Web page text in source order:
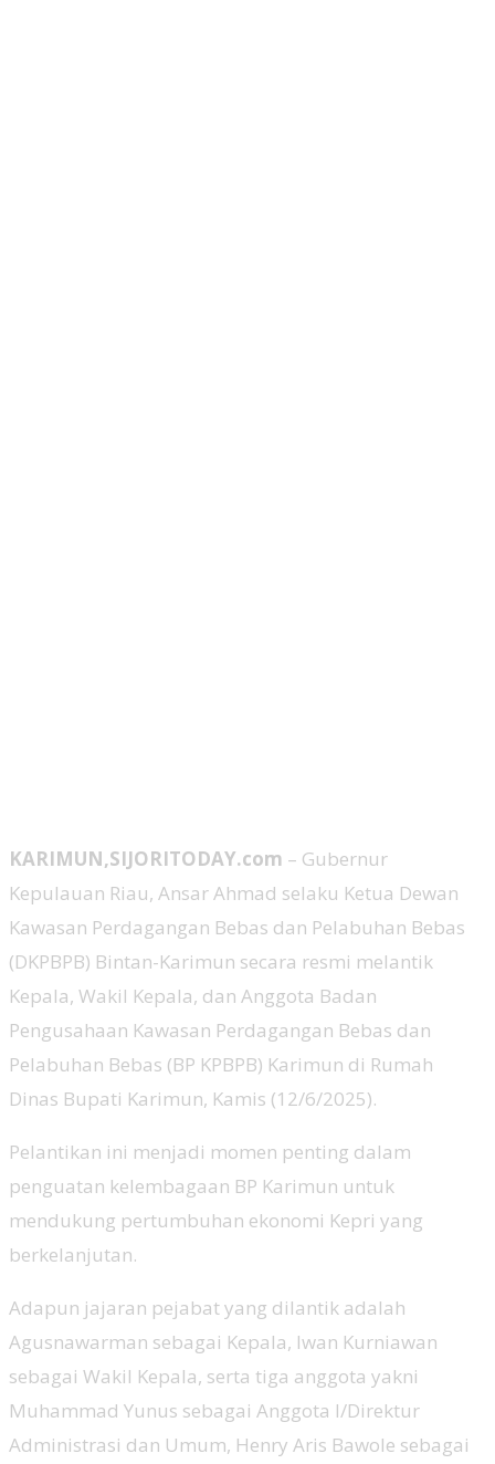
KARIMUN,SIJORITODAY.com – Gubernur
Kepulauan Riau, Ansar Ahmad selaku Ketua Dewan
Kawasan Perdagangan Bebas dan Pelabuhan Bebas
(DKPBPB) Bintan-Karimun secara resmi melantik
Kepala, Wakil Kepala, dan Anggota Badan
Pengusahaan Kawasan Perdagangan Bebas dan
Pelabuhan Bebas (BP KPBPB) Karimun di Rumah
Dinas Bupati Karimun, Kamis (12/6/2025).
Pelantikan ini menjadi momen penting dalam
penguatan kelembagaan BP Karimun untuk
mendukung pertumbuhan ekonomi Kepri yang
berkelanjutan.
Adapun jajaran pejabat yang dilantik adalah
Agusnawarman sebagai Kepala, Iwan Kurniawan
sebagai Wakil Kepala, serta tiga anggota yakni
Muhammad Yunus sebagai Anggota I/Direktur
Administrasi dan Umum, Henry Aris Bawole sebagai